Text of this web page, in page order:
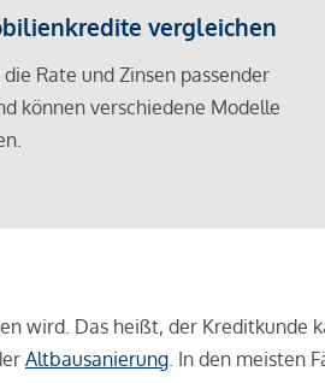
vergleichen
Rate und Zinsen passender
können verschiedene Modelle
wird. Das heißt, der Kreditkunde
Altbausanierung. In den meisten